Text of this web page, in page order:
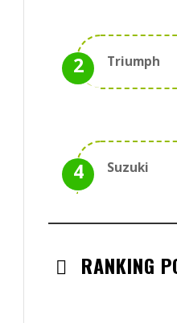
Triumph
Suzuki
RANKING